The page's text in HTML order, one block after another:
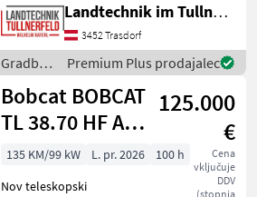
beheizbarer Sitz + Easy
Connect System ECS +
Intelligente Hydraulik +
Regene
Landtechnik im Tullnerfeld Wilhelm Bayerl GmbH
3452 Trasdorf
Gradbeni
stroji /
Manitou
Premium Plus prodajalec
Bobcat BOBCAT
TL 38.70 HF AGRI
3*
125.000
€
Cena
vključuje
DDV
(stopnja
135 KM/99 kW L. pr. 2026
100 h
Nov teleskopski